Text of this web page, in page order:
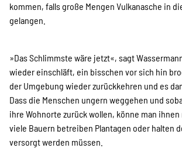
kommen, falls große Mengen Vulkanasche in
gelangen.
»Das Schlimmste wäre jetzt«, sagt
wieder einschläft, ein bisschen vor sich hin
der Umgebung wieder zurückkehren und es
Dass die Menschen ungern weggehen und
ihre Wohnorte zurück wollen, könne man
viele Bauern betreiben Plantagen oder halten
versorgt werden müssen.